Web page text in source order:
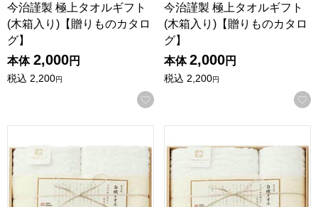
今治謹製 極上タオルギフト
(木箱入り)【贈りものカタロ
グ】
本体 2,000円
税込 2,200円
お気に入りに登録する
今治謹製 極上タオルギフト
(木箱入り)【贈りものカタロ
グ】
本体 2,000円
税込 2,200円